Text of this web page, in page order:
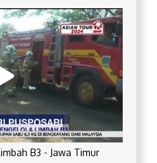
B3 - Jawa Timur